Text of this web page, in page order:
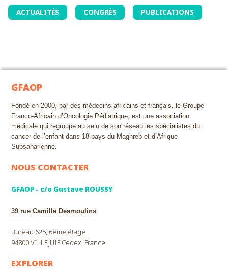
ACTUALITÉS CONGRÈS PUBLICATIONS
GFAOP
Fondé en 2000, par des médecins africains et français, le Groupe
Franco-Africain d’Oncologie Pédiatrique, est une association
médicale qui regroupe au sein de son réseau les spécialistes du
cancer de l’enfant dans 18 pays du Maghreb et d’Afrique
Subsaharienne.
NOUS CONTACTER
GFAOP - c/o Gustave ROUSSY
39 rue Camille Desmoulins
Bureau 625, 6ème étage
94800 VILLEJUIF Cedex, France
EXPLORER